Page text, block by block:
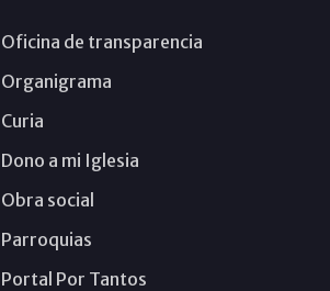
Oficina de transparencia
Organigrama
Curia
Dono a mi Iglesia
Obra social
Parroquias
Portal Por Tantos